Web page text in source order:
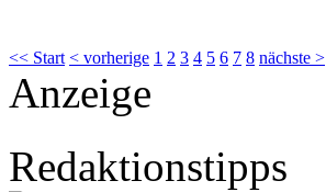
<< Start < vorherige 1 2 3 4 5 6 7 8 nächste >
Anzeige
Redaktionstipps